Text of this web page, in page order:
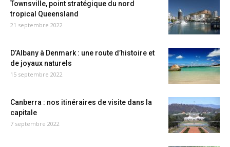
Townsville, point stratégique du nord
tropical Queensland
21 septembre 2022
D’Albany à Denmark : une route d’histoire et
de joyaux naturels
15 septembre 2022
Canberra : nos itinéraires de visite dans la
capitale
7 septembre 2022